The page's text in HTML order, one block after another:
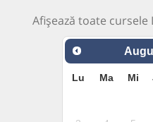
Afișează toate cursele
Lu Ma Mi